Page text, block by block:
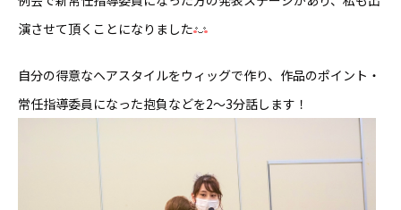
演させて頂くことになりました
自分の得意なヘアスタイルをウィッグで作り、作品のポイント・
常任指導委員になった抱負などを2〜3分話します！